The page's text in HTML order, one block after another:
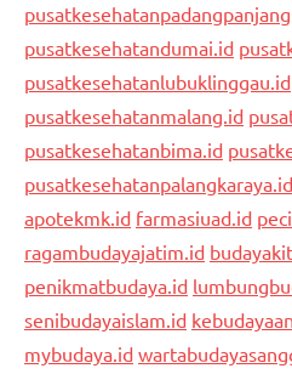
pusatkesehatandumai.id
pusatkesehatanlubuklinggau.id
pusatkesehatanmalang.id
pusatkesehatanbima.id
pusatkesehatanpalangkaraya.id
apotekmk.id farmasiuad.id
ragambudayajatim.id
penikmatbudaya.id
senibudayaislam.id
mybudaya.id